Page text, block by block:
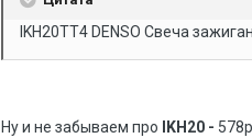
IKH20TT4 DENSO Свеча
Ну и не забываем про IKH20 -